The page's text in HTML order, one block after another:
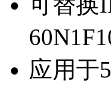
应用于